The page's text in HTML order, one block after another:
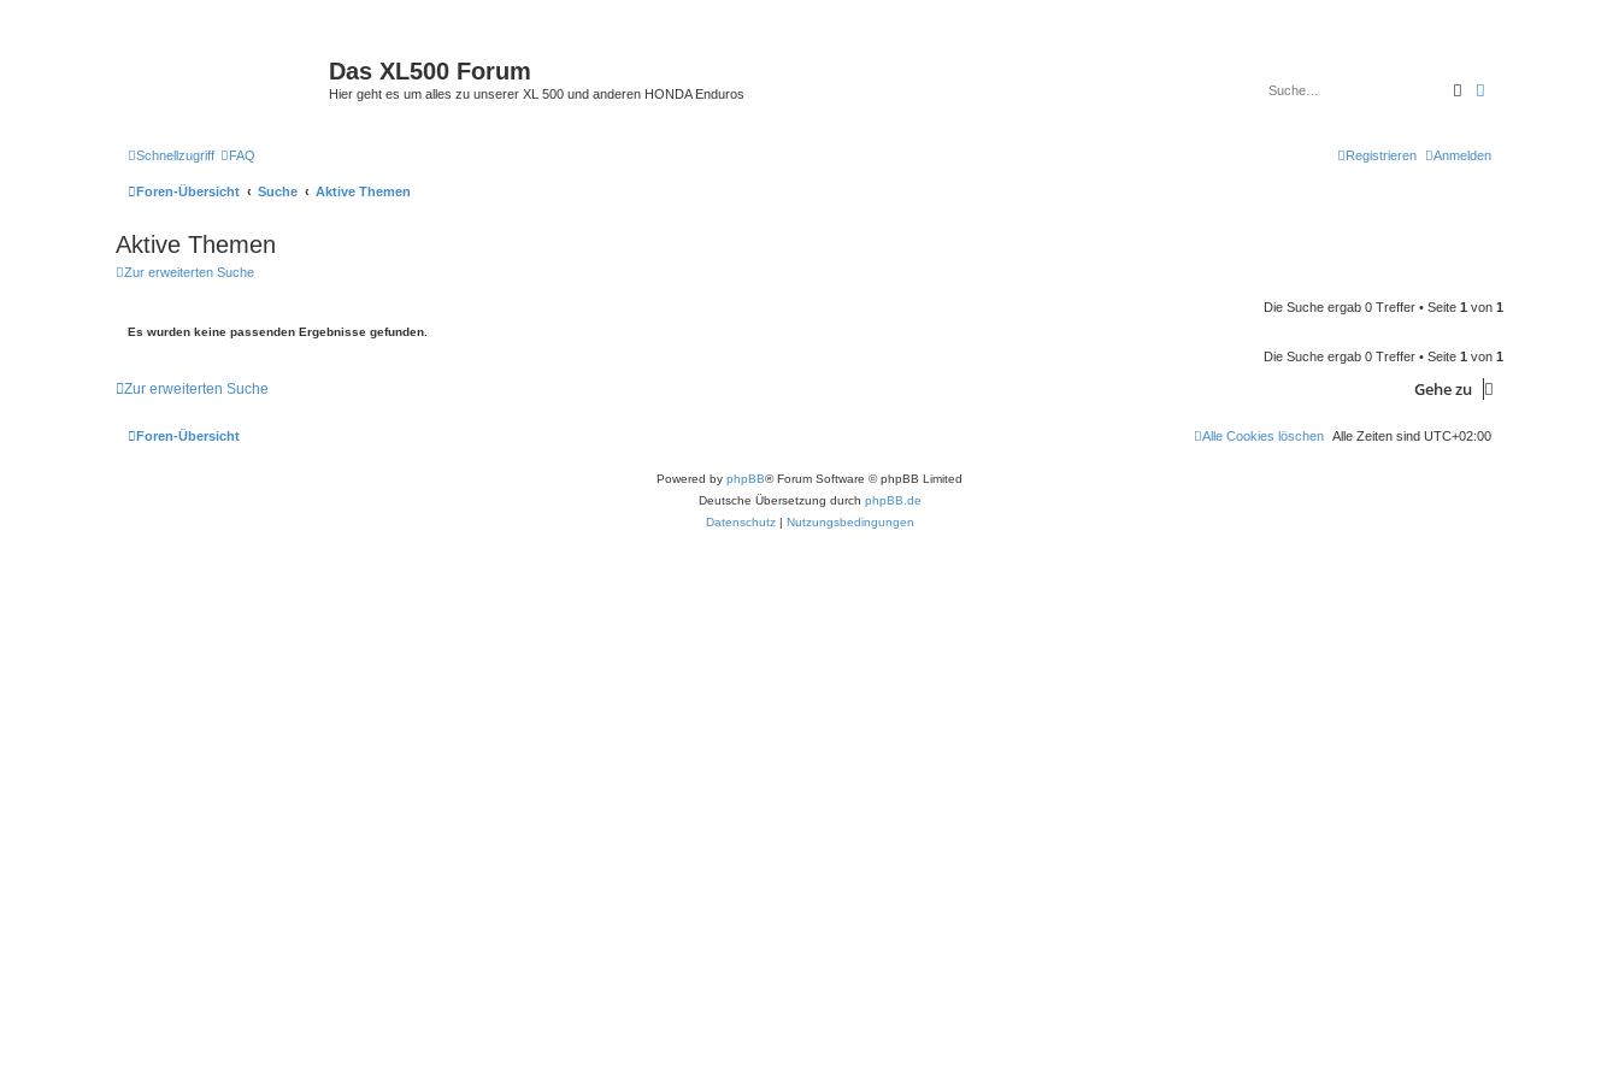
Das XL500 Forum
Hier geht es um alles zu unserer XL 500 und anderen HONDA Enduros Suche
Schnellzugriff FAQ Anmelden
Registrieren
Foren-Übersicht Suche Aktive Themen
Aktive Themen
Zur erweiterten Suche
Die Suche ergab 0 Treffer • Seite 1 von 1
Es wurden keine passenden Ergebnisse gefunden.
Die Suche ergab 0 Treffer • Seite 1 von 1
Zur erweiterten Suche Gehe zu
Foren-Übersicht Alle Zeiten sind UTC+02:00
Alle Cookies löschen
Powered by phpBB® Forum Software © phpBB Limited
Deutsche Übersetzung durch phpBB.de
Datenschutz| Nutzungsbedingungen